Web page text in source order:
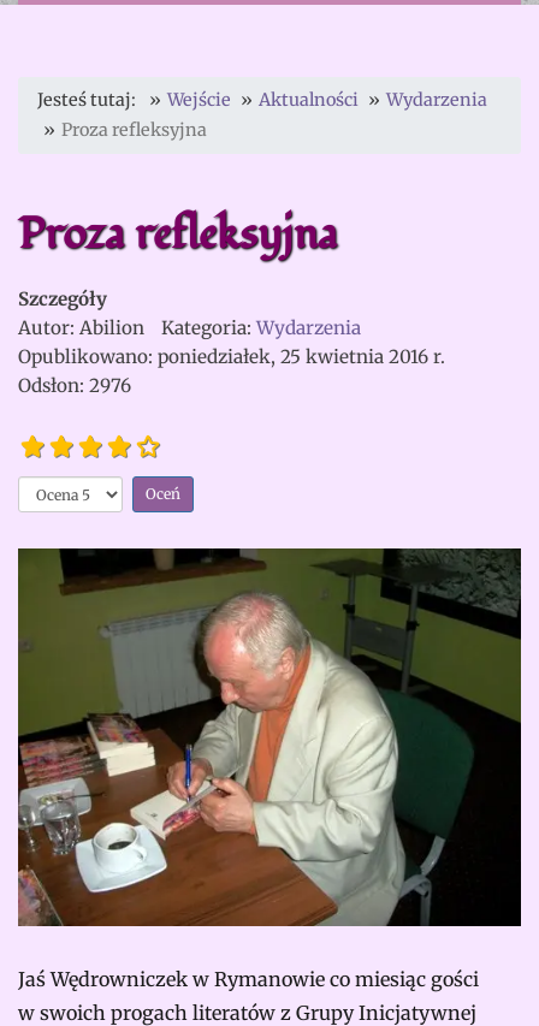
Jesteś tutaj: Wejście Aktualności
Wydarzenia
Proza refleksyjna
Proza refleksyjna
Szczegóły
Autor: Abilion Kategoria: Wydarzenia
Opublikowano: poniedziałek, 25 kwietnia 2016 r.
Odsłon: 2976
Proza
refleksyjna
Opinia
czytelników:4/5
Proszę,
Jaś Wędrowniczek w Rymanowie co miesiąc gości
w swoich progach literatów z Grupy Inicjatywnej